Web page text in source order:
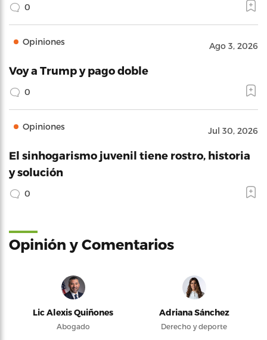
0
Opiniones Ago 3, 2026
Voy a Trump y pago doble
0
Opiniones Jul 30, 2026
El sinhogarismo juvenil tiene rostro, historia
y solución
0
Opinión y Comentarios
Lic Alexis Quiñones
Abogado
Adriana Sánchez
Derecho y deporte